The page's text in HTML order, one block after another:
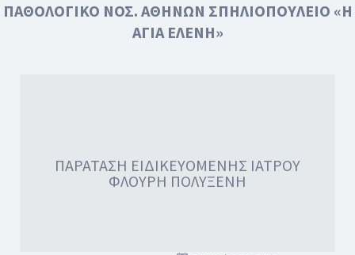
ΠΑΘΟΛΟΓΙΚΟ ΝΟΣ. ΑΘΗΝΩΝ ΣΠΗΛΙΟΠΟΥΛΕΙΟ «Η
ΑΓΙΑ ΕΛΕΝΗ»
ΠΑΡΑΤΑΣΗ ΕΙΔΙΚΕΥΟΜΕΝΗΣ ΙΑΤΡΟΥ
ΦΛΟΥΡΗ ΠΟΛΥΞΕΝΗ